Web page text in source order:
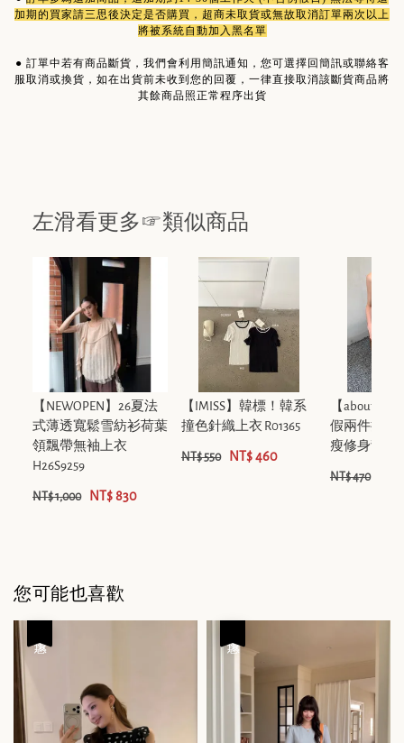
加期的買家請三思後決定是否購買，超商未取貨或無故取消訂單兩次以上
將被系統自動加入黑名單
● 訂單中若有商品斷貨，我們會利用簡訊通知，您可選擇回簡訊或聯絡客
服取消或換貨，如在出貨前未收到您的回覆，一律直接取消該斷貨商品將
其餘商品照正常程序出貨
左滑看更多☞類似商品
【NEWOPEN】26夏法
式薄透寬鬆雪紡衫荷葉
領飄帶無袖上衣
H26S9259
NT$ 1,000 NT$ 830
【IMISS】韓標！韓系
撞色針織上衣 R01365
NT$ 550 NT$ 460
【abouteee
假兩件拼接
瘦修身背心
NT$ 470
您可能也喜歡